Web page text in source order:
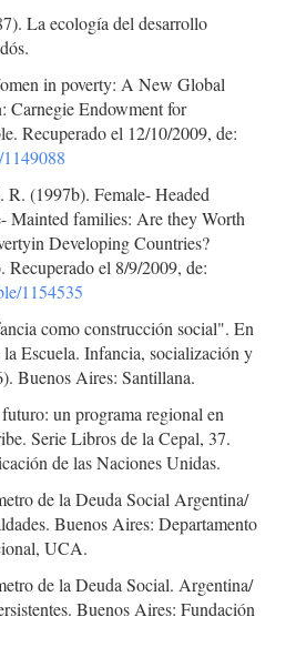
La ecología del desarrollo
in poverty: A New Global
Carnegie Endowment for
Recuperado el 12/10/2009, de:
(1997b). Female- Headed
Mainted families: Are they Worth
Developing Countries?
Recuperado el 8/9/2009, de:
1154535
como construcción social". En
Escuela. Infancia, socialización y
Buenos Aires: Santillana.
un programa regional en
Serie Libros de la Cepal, 37.
de las Naciones Unidas.
de la Deuda Social Argentina/
Buenos Aires: Departamento
UCA.
de la Deuda Social. Argentina/
Buenos Aires: Fundación